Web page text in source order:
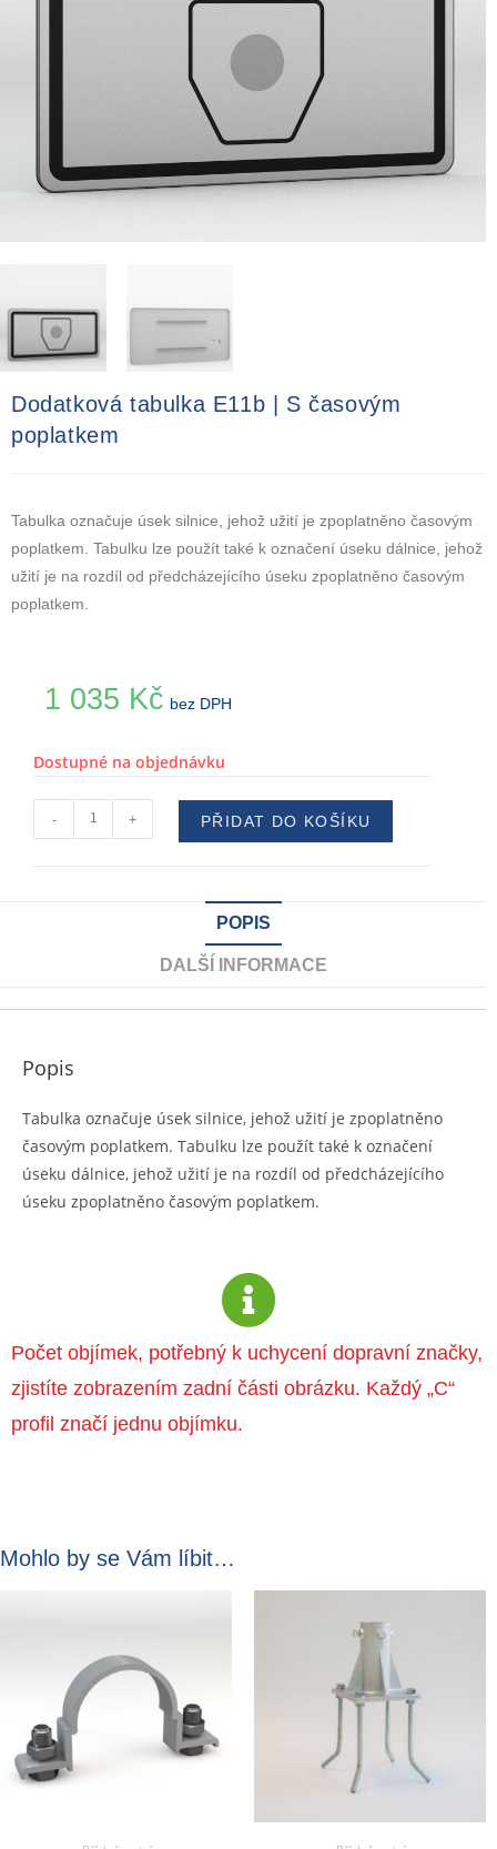
Dodatková tabulka E11b | S časovým
poplatkem
Tabulka označuje úsek silnice, jehož užití je zpoplatněno časovým
poplatkem. Tabulku lze použít také k označení úseku dálnice, jehož
užití je na rozdíl od předcházejícího úseku zpoplatněno časovým
poplatkem.
1 035 Kč bez DPH
Dostupné na objednávku
- + PŘIDAT DO KOŠÍKU
POPIS
DALŠÍ INFORMACE
Popis
Tabulka označuje úsek silnice, jehož užití je zpoplatněno
časovým poplatkem. Tabulku lze použít také k označení
úseku dálnice, jehož užití je na rozdíl od předcházejícího
úseku zpoplatněno časovým poplatkem.
Počet objímek, potřebný k uchycení dopravní značky,
zjistíte zobrazením zadní části obrázku. Každý „C“
profil značí jednu objímku.
Mohlo by se Vám líbit…